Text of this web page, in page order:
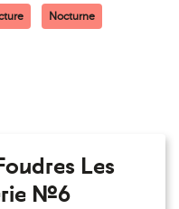
Nocturne
Les
n°6